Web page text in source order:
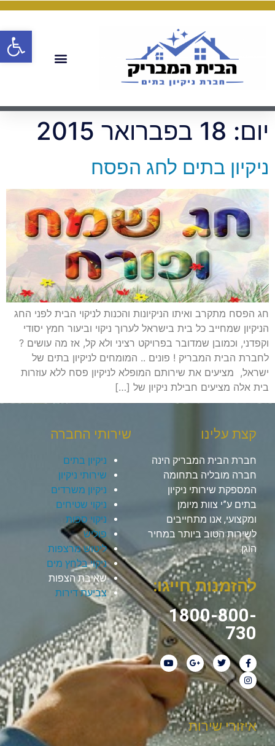
יום: 18 בפברואר 2015
ניקיון בתים לחג הפסח
חג הפסח מתקרב ואיתו הניקיונות והכנות לניקוי הבית לפני החג
הניקיון שמחייב כל בית בישראל לערוך ניקוי וביעור חמץ יסודי
וקפדני, וכמובן שמדובר בפרויקט רציני ולא קל, אז מה עושים ?
לחברת הבית המבריק ! פונים .. המומחים לניקיון בתים של
ישראל, מציעים את שירותם המופלא לניקיון פסח ללא עוזרות
בית אלה מציעים חבילת ניקיון של […]
קצת עלינו
חברת הבית המבריק הינה
חברה מובליה בתחומה
המספקת שירותי ניקיון
בתים ע”י צוות מיומן
ומקצועי, אנו מתחייבים
לשירות הטוב ביותר במחיר
הוגן.
להזמנות חייגו:
1800-800-
730
שירותי החברה
ניקיון בתים
שירותי ניקיון
ניקיון משרדים
ניקוי שטיחים
ניקוי ספות
פוליש
ליטוש מרצפות
ניקוי בלחץ מים
שאיבת הצפות
צביעת דירות
איזורי שירות